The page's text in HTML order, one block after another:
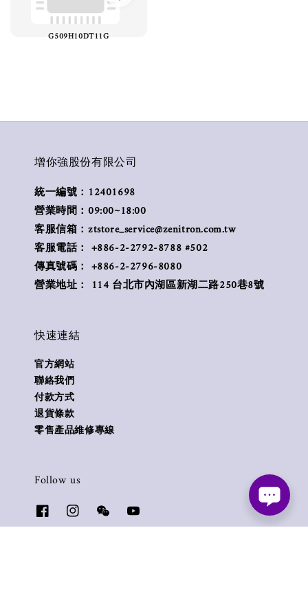
G509H10DT11G
增你強股份有限公司
統一編號：12401698
營業時間：09:00~18:00
客服信箱：ztstore_service@zenitron.com.tw
客服電話： +886-2-2792-8788 #502
傳真號碼： +886-2-2796-8080
營業地址： 114 台北市內湖區新湖二路250巷8號
快速連結
官方網站
聯絡我們
付款方式
退貨條款
零售產品維修專線
Follow us